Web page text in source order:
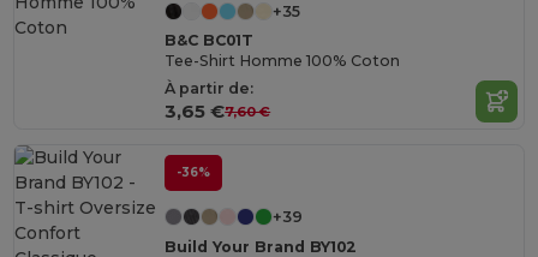
+35
B&C BC01T
Tee-Shirt Homme 100% Coton
À partir de:
3,65 €7,60 €
-36%
+39
Build Your Brand BY102